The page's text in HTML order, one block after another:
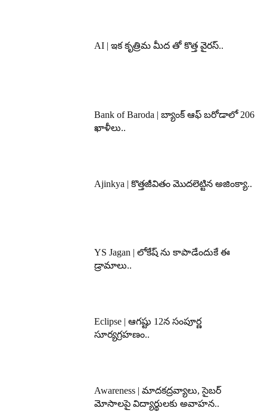
AI | ఇక కృత్రిమ మీద తో కొత్త వైరస్..
Bank of Baroda | బ్యాంక్‌ ఆఫ్‌ బరోడాలో 206
ఖాళీలు..
Ajinkya | కొత్తజీవితం మొదలెట్టిన అజింక్యా..
YS Jagan | లోకేష్ ను కాపాడేందుకే ఈ
డ్రామాలు..
Eclipse | ఆగష్టు 12న సంపూర్ణ
సూర్యగ్రహణం..
Awareness | మాదకద్రవ్యాలు, సైబర్
మోసాలపై విద్యార్థులకు అవాహన..